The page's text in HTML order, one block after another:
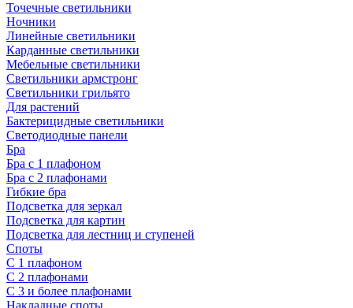
Точечные светильники
Ночники
Линейные светильники
Карданные светильники
Мебельные светильники
Светильники армстронг
Светильники грильято
Для растений
Бактерицидные светильники
Светодиодные панели
Бра
Бра с 1 плафоном
Бра с 2 плафонами
Гибкие бра
Подсветка для зеркал
Подсветка для картин
Подсветка для лестниц и ступеней
Споты
С 1 плафоном
С 2 плафонами
С 3 и более плафонами
Накладные споты